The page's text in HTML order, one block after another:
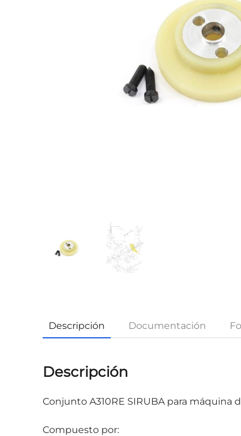
Descripción Documentación
Descripción
Conjunto A310RE SIRUBA para máquina
Compuesto por: